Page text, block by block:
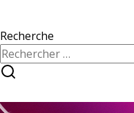
À propos
Sciences et société à
Recherche
Rechercher :